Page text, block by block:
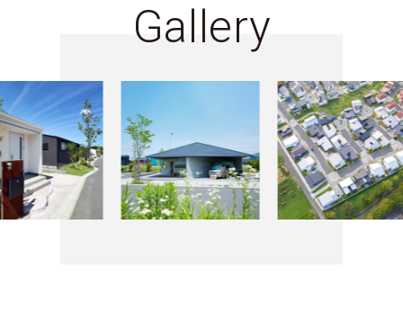
Gallery